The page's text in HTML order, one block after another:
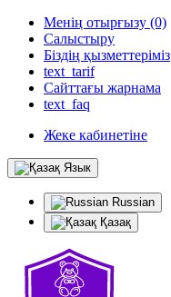
Менің отырғызу (0)
Салыстыру
Біздің қызметтеріміз
text_tarif
Сайттағы жарнама
text_faq
Жеке кабинетіне
Язык
Russian
Қазақ